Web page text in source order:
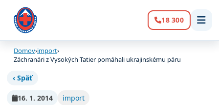
Volanie:
18 300
Domov›import›
Záchranári z Vysokých Tatier pomáhali ukrajinskému páru
‹ Späť
16. 1. 2014 import